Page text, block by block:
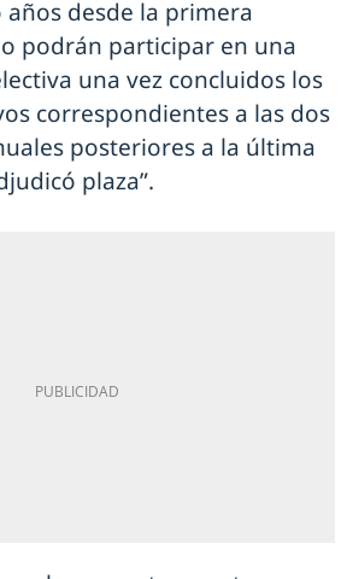
desde la primera
podrán participar en una
una vez concluidos los
correspondientes a las dos
posteriores a la última
plaza”.